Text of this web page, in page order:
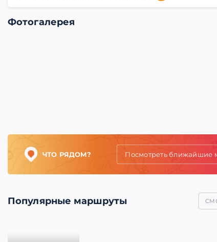
Фотогалерея
ЧТО РЯДОМ? Посмотреть ближайшие
Популярные маршруты